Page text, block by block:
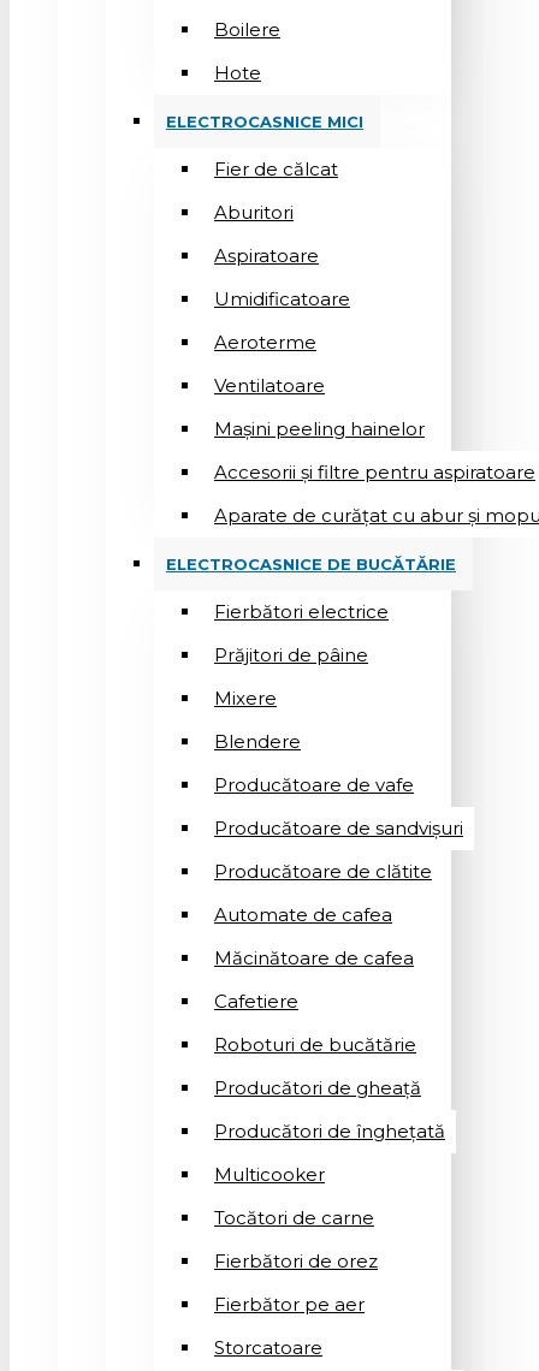
Boilere
Hote
ELECTROCASNICE MICI
Fier de călcat
Aburitori
Aspiratoare
Umidificatoare
Aeroterme
Ventilatoare
Mașini peeling hainelor
Accesorii și filtre pentru aspiratoare
Aparate de curățat cu abur și
ELECTROCASNICE DE BUCĂTĂRIE
Fierbători electrice
Prăjitori de pâine
Mixere
Blendere
Producătoare de vafe
Producătoare de sandvişuri
Producătoare de clătite
Automate de cafea
Măcinătoare de cafea
Cafetiere
Roboturi de bucătărie
Producători de gheață
Producători de înghețată
Multicooker
Tocători de carne
Fierbători de orez
Fierbător pe aer
Storcatoare